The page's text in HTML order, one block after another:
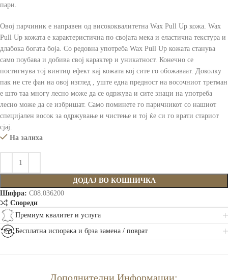
пари.
Овој парчиник е направен од висококвалитетна Wax Pull Up кожа. Wax
Pull Up кожата е карактеристична по својата мека и еластична текстура и
длабока богата боја. Со редовна употреба Wax Pull Up кожата станува
само поубава и добива свој карактер и уникатност. Конечно се
постигнува тој винтиџ ефект кај кожата кој сите го обожаваат. Доколку
пак не сте фан на овој изглед , уште една предност на восочниот третман
е што таа многу лесно може да се одржува и сите знаци на употреба
лесно може да се избришат. Само поминете го паричникот со нашиот
специјален восок за одржување и чистење и тој ќе си го врати стариот
сјај.
На залиха
ДОДАЈ ВО КОШНИЧКА
Шифра: C08.036200
Спореди
Премиум квалитет и услуга
Бесплатна испорака и брза замена / поврат
Дополнителни Информации: